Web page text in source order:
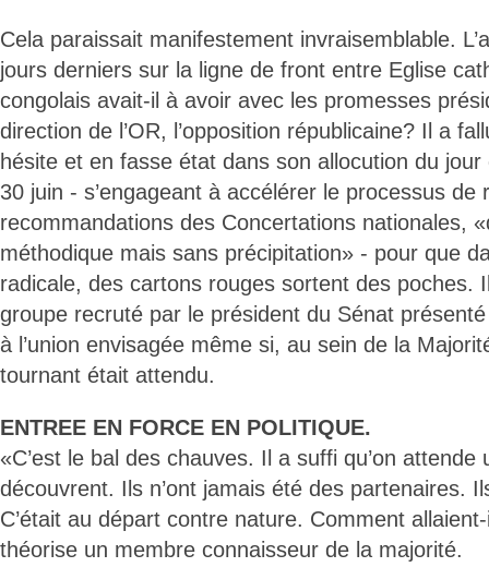
Cela paraissait manifestement invraisemblable.
jours derniers sur la ligne de front entre Eglise
congolais avait-il à avoir avec les promesses
direction de l’OR, l’opposition républicaine? Il a
hésite et en fasse état dans son allocution du jour
30 juin - s’engageant à accélérer le processus de
recommandations des Concertations nationales,
méthodique mais sans précipitation» - pour que
radicale, des cartons rouges sortent des poches.
groupe recruté par le président du Sénat
à l’union envisagée même si, au sein de la
tournant était attendu.
ENTREE EN FORCE EN POLITIQUE.
«C’est le bal des chauves. Il a suffi qu’on attende
découvrent. Ils n’ont jamais été des partenaires.
C’était au départ contre nature. Comment
théorise un membre connaisseur de la majorité.